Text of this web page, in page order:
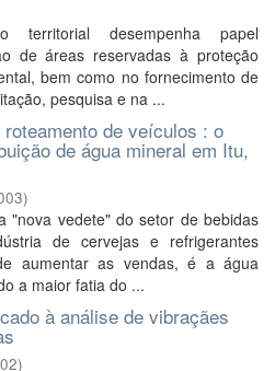
territorial desempenha papel
de áreas reservadas à proteção
bem como no fornecimento de
pesquisa e na ...
de veículos : o
de água mineral em Itu,
)
"nova vedete" do setor de bebidas
de cervejas e refrigerantes
aumentar as vendas, é a água
a maior fatia do ...
à análise de vibraçães
)